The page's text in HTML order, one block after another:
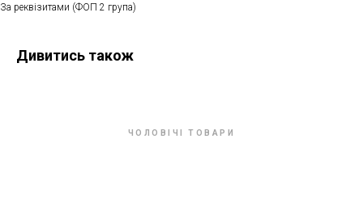
За реквізитами (ФОП 2 група)
Дивитись також
ЧОЛОВІЧІ ТОВАРИ